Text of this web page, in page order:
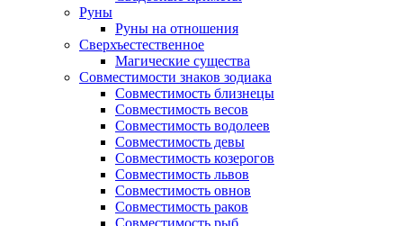
Руны
Руны на отношения
Сверхъестественное
Магические существа
Совместимости знаков зодиака
Совместимость близнецы
Совместимость весов
Совместимость водолеев
Совместимость девы
Совместимость козерогов
Совместимость львов
Совместимость овнов
Совместимость раков
Совместимость рыб